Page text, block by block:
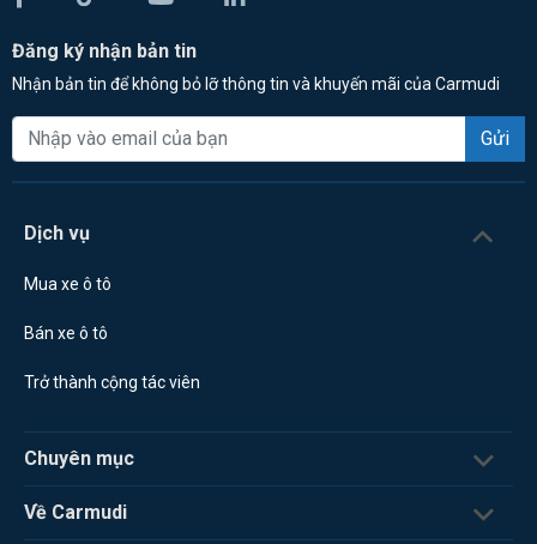
Đăng ký nhận bản tin
Nhận bản tin để không bỏ lỡ thông tin và khuyến mãi của Carmudi
Gửi
Dịch vụ
Mua xe ô tô
Bán xe ô tô
Trở thành cộng tác viên
Chuyên mục
Về Carmudi